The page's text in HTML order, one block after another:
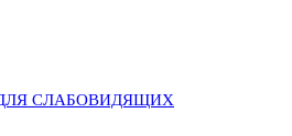
СЛАБОВИДЯЩИХ